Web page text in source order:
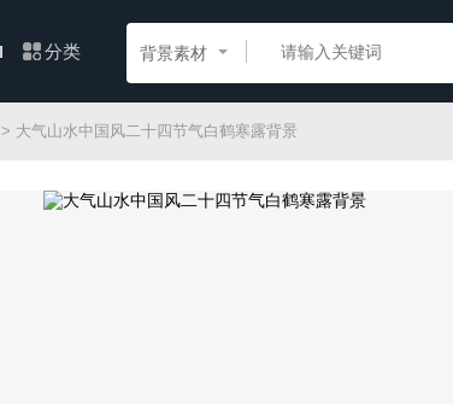
分类 背景素材
> 大气山水中国风二十四节气白鹤寒露背景